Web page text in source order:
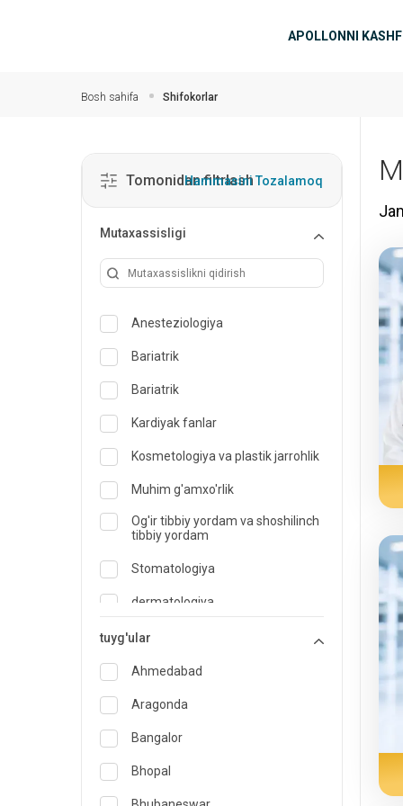
APOLLONNI
Bosh sahifa Shifokorlar
Tomonidan filtrlash
Hammasini Tozalamoq
Mutaxassisligi
Anesteziologiya
Bariatrik
Bariatrik
Kardiyak fanlar
Kosmetologiya va plastik jarrohlik
Muhim g'amxo'rlik
Og'ir tibbiy yordam va shoshilinch
tibbiy yordam
Stomatologiya
dermatologiya
Diyetolog va ovqatlanish
Endokrinologiya va diabetni
tuyg'ular
Ahmedabad
Aragonda
Bangalor
Bhopal